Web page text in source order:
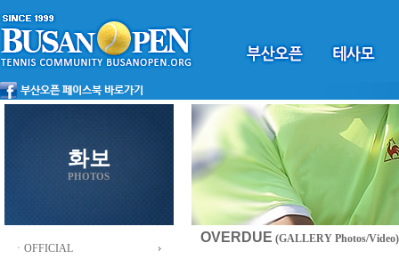
화보
PHOTOS
ㆍOFFICIAL
OVERDUE (GALLERY Photos/Video)